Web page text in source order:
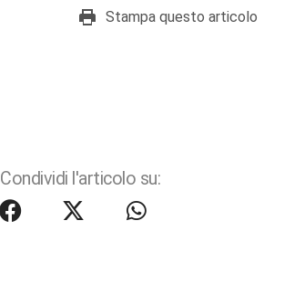
Stampa questo articolo
Condividi l'articolo su: